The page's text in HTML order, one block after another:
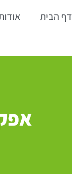
דף הבית